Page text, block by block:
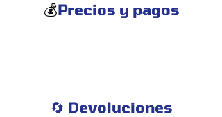
💰Precios y pagos
🔄 Devoluciones